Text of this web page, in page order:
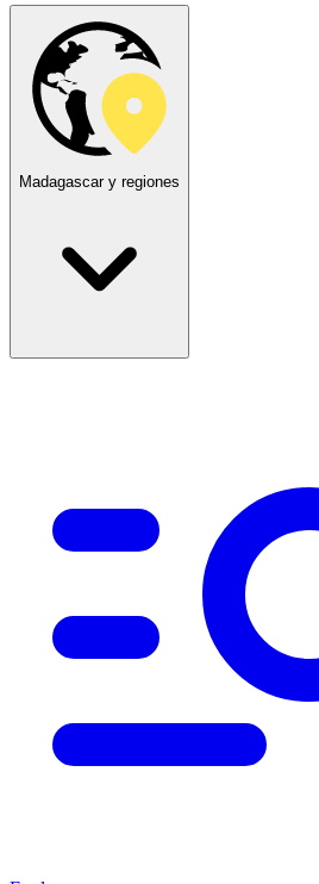
Madagascar y regiones